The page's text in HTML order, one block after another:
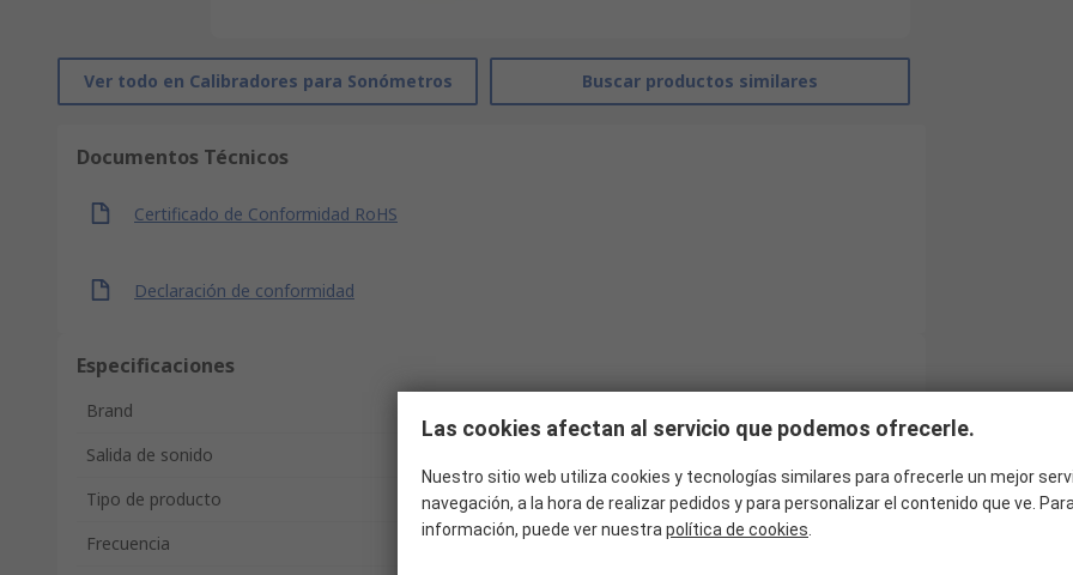
Ver todo en Calibradores para Sonómetros Buscar productos similares
Documentos Técnicos
Certificado de Conformidad RoHS
Declaración de conformidad
Especificaciones
Brand
Salida de sonido
Tipo de producto
Calibrador de sonómetro
Frecuencia
1kHz
Las cookies afectan al servicio que podemos ofrecerle.
Nuestro sitio web utiliza cookies y tecnologías similares para ofrecerle un mejor
navegación, a la hora de realizar pedidos y para personalizar el contenido que ve.
información, puede ver nuestra política de cookies